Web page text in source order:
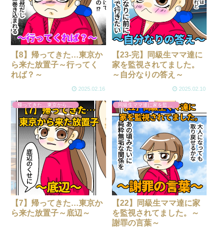
【8】帰ってきた…東京か
ら来た放置子～行ってく
れば？～
2025.02.16
【23-完】同級生ママ達に
家を監視されてました。
～自分なりの答え～
2025.02.10
【7】帰ってきた…東京か
ら来た放置子～底辺～
【22】同級生ママ達に家
を監視されてました。～
謝罪の言葉～